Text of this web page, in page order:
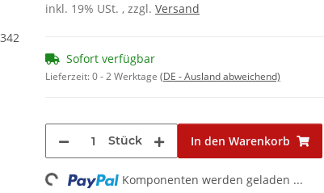
inkl. 19% USt. , zzgl. Versand
Sofort verfügbar
Lieferzeit:0 - 2 Werktage (DE - Ausland abweichend)
Stück In den Warenkorb
Loading... Komponenten werden geladen ...